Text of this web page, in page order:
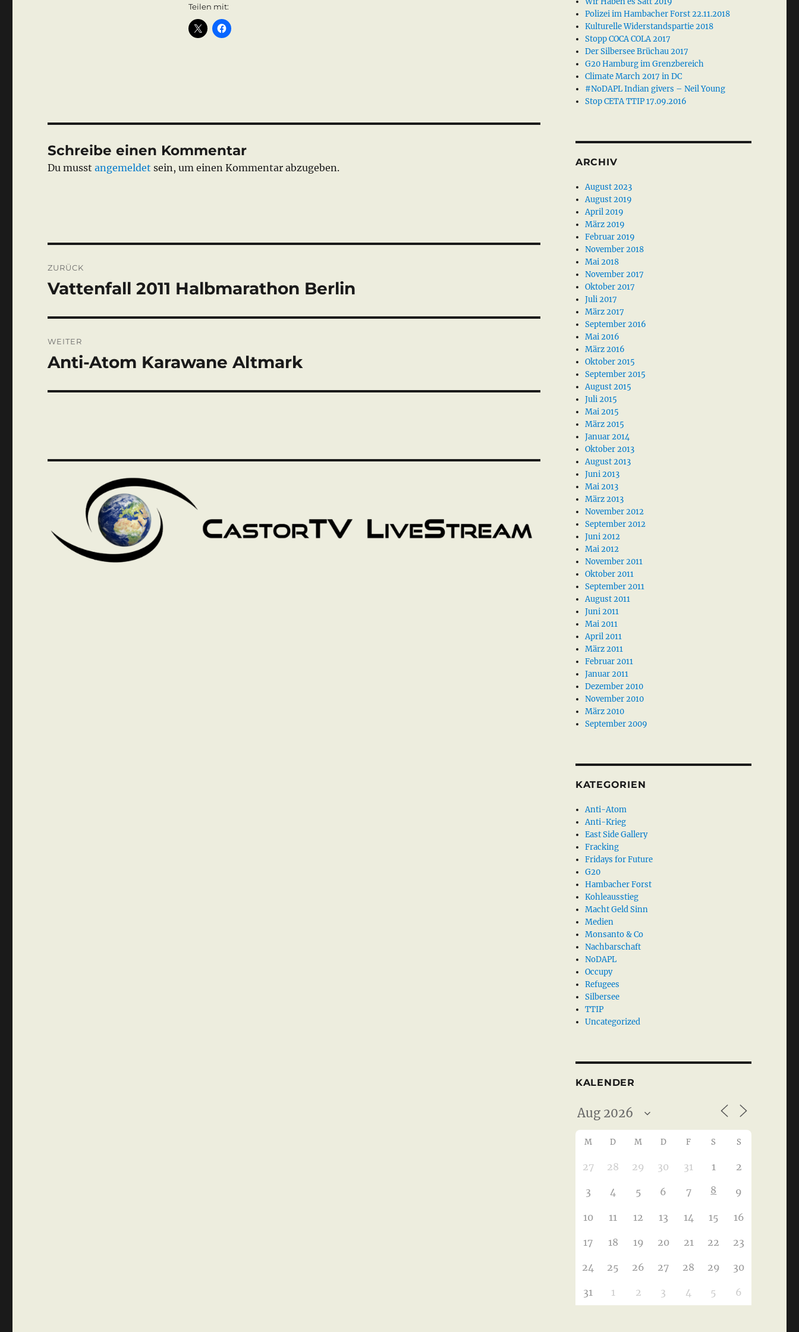
Teilen mit:
Schreibe einen Kommentar
Du musstangemeldet sein, um einen Kommentar abzugeben.
ZURÜCK
Vorheriger
Vattenfall 2011 Halbmarathon Berlin
WEITER
Nächster
Anti-Atom Karawane Altmark
Polizei im Hambacher Forst 22.11.2018
Kulturelle Widerstandspartie 2018
Stopp COCA COLA 2017
Der Silbersee Brüchau 2017
G20 Hamburg im Grenzbereich
Climate March 2017 in DC
#NoDAPL Indian givers – Neil Young
Stop CETA TTIP 17.09.2016
ARCHIV
August 2023
August 2019
April 2019
März 2019
Februar 2019
November 2018
Mai 2018
November 2017
Oktober 2017
Juli 2017
März 2017
September 2016
Mai 2016
März 2016
Oktober 2015
September 2015
August 2015
Juli 2015
Mai 2015
März 2015
Januar 2014
Oktober 2013
August 2013
Juni 2013
Mai 2013
März 2013
November 2012
September 2012
Juni 2012
Mai 2012
November 2011
Oktober 2011
September 2011
August 2011
Juni 2011
Mai 2011
April 2011
März 2011
Februar 2011
Januar 2011
Dezember 2010
November 2010
März 2010
September 2009
KATEGORIEN
Anti-Atom
Anti-Krieg
East Side Gallery
Fracking
Fridays for Future
G20
Hambacher Forst
Kohleausstieg
Macht Geld Sinn
Medien
Monsanto & Co
Nachbarschaft
NoDAPL
Occupy
Refugees
Silbersee
TTIP
Uncategorized
KALENDER
M D M D F S S
27 28 29 30 31 1 2
3 4 5 6 7 8 9
10 11 12 13 14 15 16
17 18 19 20 21 22 23
24 25 26 27 28 29 30
31 1 2 3 4 5 6